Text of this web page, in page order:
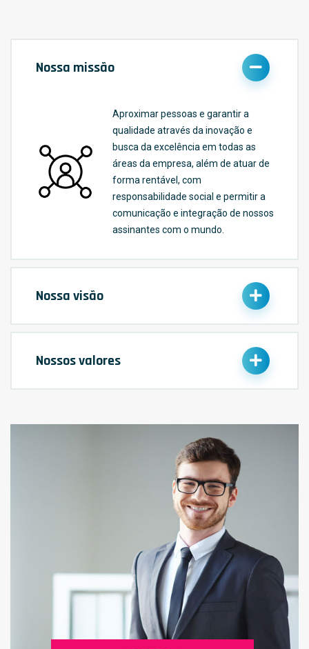
Nossa missão
Aproximar pessoas e garantir a
qualidade através da inovação e
busca da excelência em todas as
áreas da empresa, além de atuar de
forma rentável, com
responsabilidade social e permitir a
comunicação e integração de nossos
assinantes com o mundo.
Nossa visão
Nossos valores